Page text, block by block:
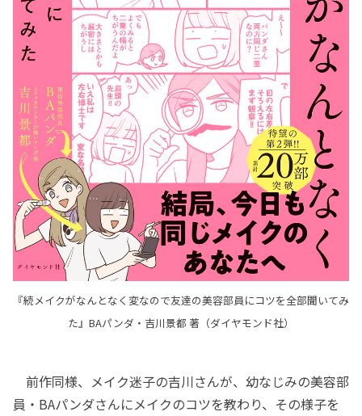
『続メイクがなんとなく変なので友達の美容部員にコツを全部聞いてみ
た』BAパンダ・吉川景都 著（ダイヤモンド社）
前作同様、メイク迷子の吉川さんが、幼なじみの美容部
員・BAパンダさんにメイクのコツを教わり、その様子を